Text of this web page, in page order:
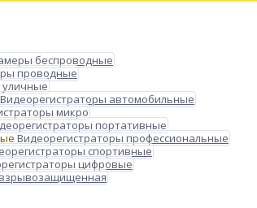
беспроводные
проводные
Видеорегистраторы автомобильные
микро
портативные
Видеорегистраторы профессиональные
спортивные
цифровые